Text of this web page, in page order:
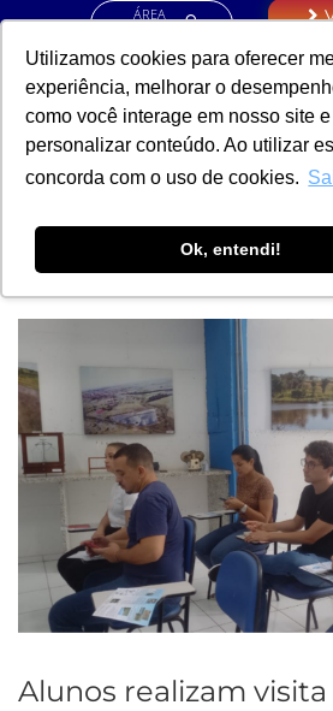
Utilizamos cookies para oferecer
experiência, melhorar o
como você interage em nosso site e
personalizar conteúdo. Ao utilizar
concorda com o uso de cookies.
Ok, entendi!
ÁREA
NOTÍCIAS
Alunos realizam